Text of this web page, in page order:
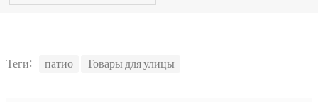
Теги: патио Товары для улицы